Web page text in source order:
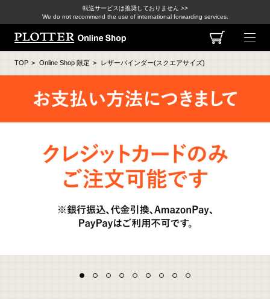
転送サービスは推奨しておりません >>
We do not recommend the use of international forwarding services.
TOP > Online Shop 限定 > レザーバインダー(スクエアサイズ)